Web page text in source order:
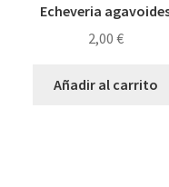
Echeveria
2,00 €
Añadir al carrito